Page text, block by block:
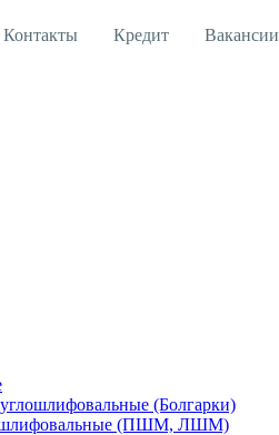
Контакты Кредит Вакансии
(Болгарки)
(ПШМ, ЛШМ)